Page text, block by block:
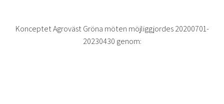
Konceptet Agroväst Gröna möten möjliggjordes 20200701-
20230430 genom: